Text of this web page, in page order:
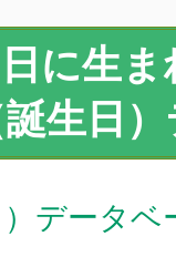
に生ま
誕生日
データベ